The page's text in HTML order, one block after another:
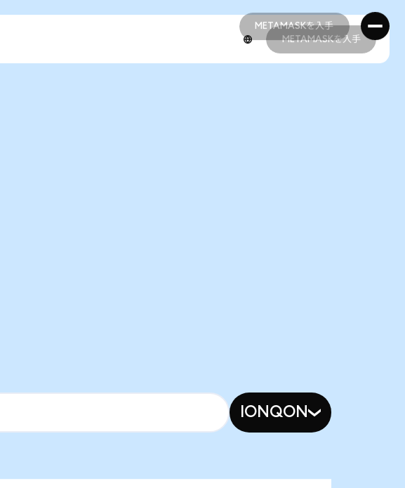
METAMASKを入手
METAMASKを入手
METAMASKを入手
IONQON